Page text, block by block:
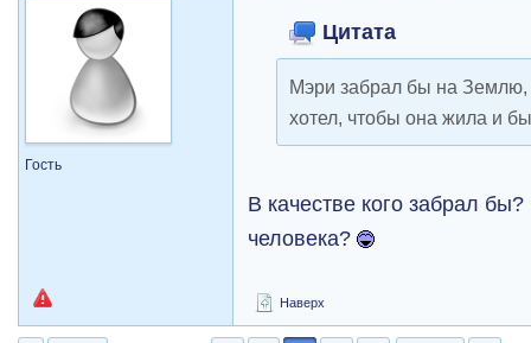
Гость
Цитата
Мэри забрал бы на
хотел, чтобы она жила и
В качестве кого забрал
человека?
Наверх